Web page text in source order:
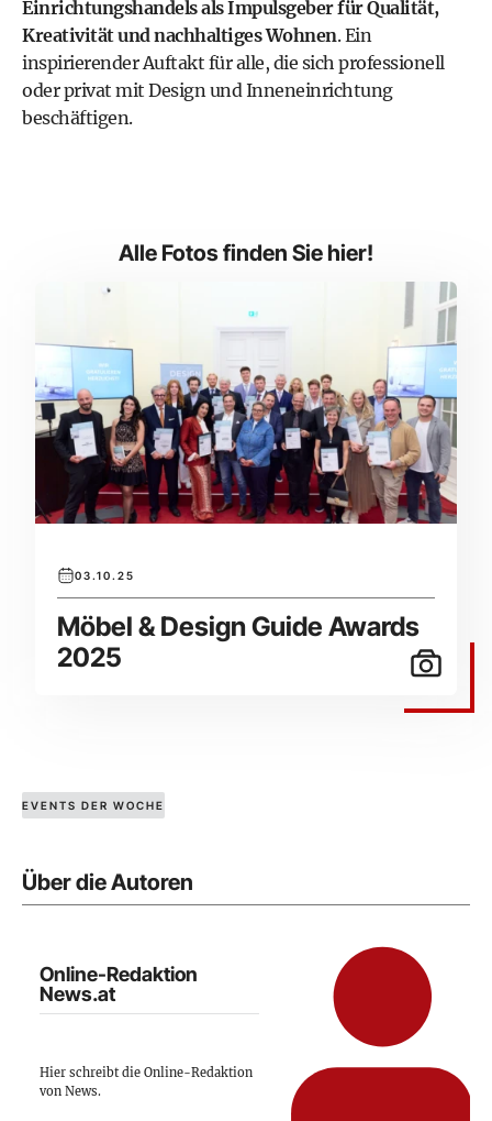
Einrichtungshandels als Impulsgeber für Qualität,
Kreativität und nachhaltiges Wohnen. Ein
inspirierender Auftakt für alle, die sich professionell
oder privat mit Design und Inneneinrichtung
beschäftigen.
Alle Fotos finden Sie hier!
03.10.25
Möbel & Design Guide Awards
2025
EVENTS DER WOCHE
Über die Autoren
Online-Redaktion
News.at
Hier schreibt die Online-Redaktion
von News.